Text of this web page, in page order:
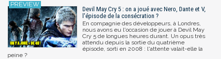
Devil May Cry 5 : on a joué avec Nero, Dante et V,
l'épisode de la consécration ?
En compagnie des développeurs, à Londres,
nous avons eu l'occasion de jouer à Devil May
Cry 5 de longues heures durant. Un opus très
attendu depuis la sortie du quatrième
épisode, sorti en 2008 : l'attente valait-elle la
peine ?